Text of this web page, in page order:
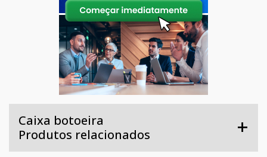
Caixa botoeira
Produtos relacionados